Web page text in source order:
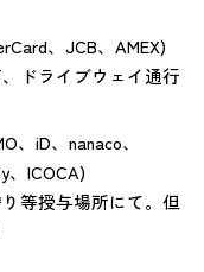
、JCB、AMEX)
ドライブウェイ通行
、iD、nanaco、
、ICOCA)
等授与場所にて。但